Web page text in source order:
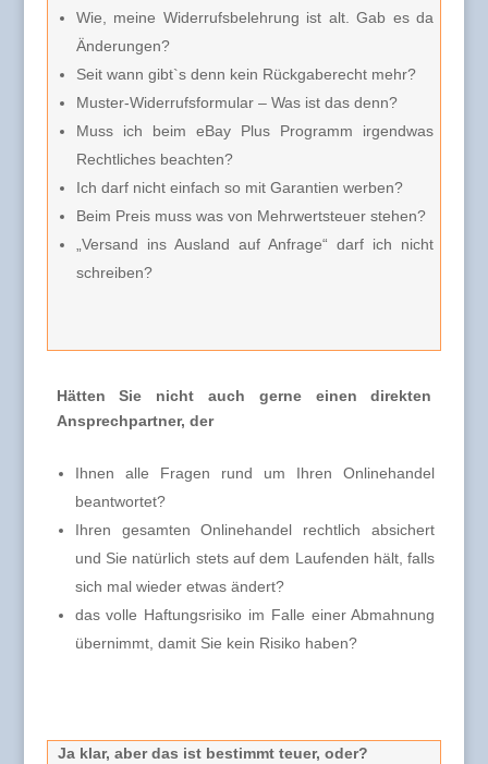
Wie, meine Widerrufsbelehrung ist alt. Gab es da
Änderungen?
Seit wann gibt`s denn kein Rückgaberecht mehr?
Muster-Widerrufsformular – Was ist das denn?
Muss ich beim eBay Plus Programm irgendwas
Rechtliches beachten?
Ich darf nicht einfach so mit Garantien werben?
Beim Preis muss was von Mehrwertsteuer stehen?
„Versand ins Ausland auf Anfrage“ darf ich nicht
schreiben?
Hätten Sie nicht auch gerne einen direkten
Ansprechpartner, der
Ihnen alle Fragen rund um Ihren Onlinehandel
beantwortet?
Ihren gesamten Onlinehandel rechtlich absichert
und Sie natürlich stets auf dem Laufenden hält, falls
sich mal wieder etwas ändert?
das volle Haftungsrisiko im Falle einer Abmahnung
übernimmt, damit Sie kein Risiko haben?
Ja klar, aber das ist bestimmt teuer, oder?